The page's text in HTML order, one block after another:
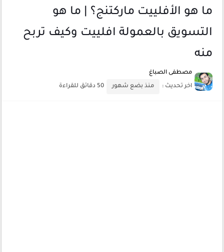
أحدث تقنيات الحماية من هجمات السايبر
ما هو الأفلييت ماركتنج؟ | ما هو
التسويق بالعمولة افلييت وكيف تربح
منه
مصطفى الصباغ
اخر تحديث : منذ بضع شهور 50 دقائق للقراءة